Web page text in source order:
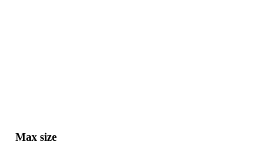
Max size